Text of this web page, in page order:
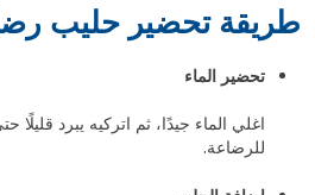
طريقة تحضير حليب
تحضير الماء
اغلي الماء جيدًا، ثم اتركيه يبرد
للرضاعة.